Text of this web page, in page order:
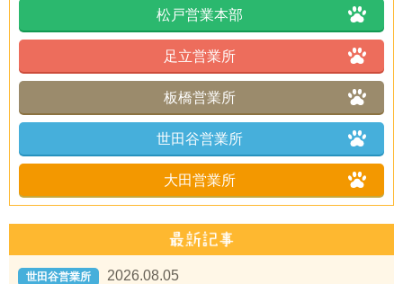
松戸営業本部
足立営業所
板橋営業所
世田谷営業所
大田営業所
世田谷営業所
2026.08.05